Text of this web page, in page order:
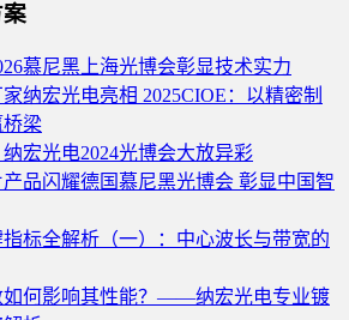
慕尼黑上海光博会彰显技术实力
纳宏光电亮相 2025CIOE：以精密制
梁
宏光电2024光博会大放异彩
品闪耀德国慕尼黑光博会 彰显中国智
标全解析（一）：中心波长与带宽的
如何影响其性能？——纳宏光电专业镀